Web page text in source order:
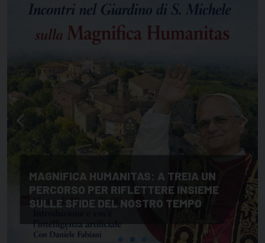
MAGNIFICA HUMANITAS: A TREIA UN
PERCORSO PER RIFLETTERE INSIEME
SULLE SFIDE DEL NOSTRO TEMPO